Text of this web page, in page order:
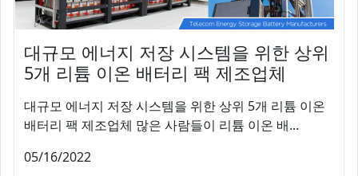
대규모 에너지 저장 시스템을 위한 상위
5개 리튬 이온 배터리 팩 제조업체
대규모 에너지 저장 시스템을 위한 상위 5개 리튬 이온
배터리 팩 제조업체 많은 사람들이 리튬 이온 배...
05/16/2022